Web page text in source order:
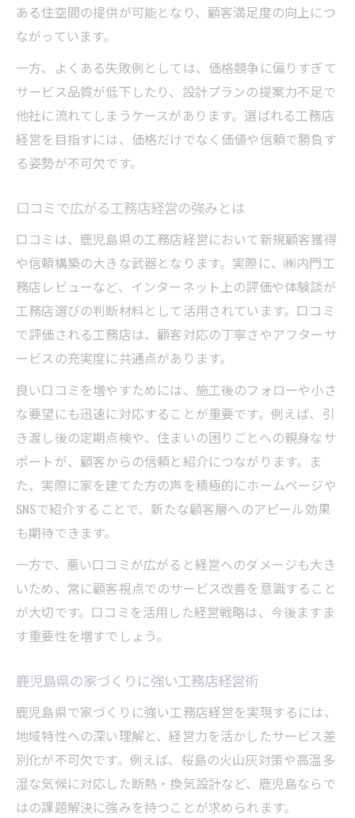
ある住空間の提供が可能となり、顧客満足度の向上につ
ながっています。
一方、よくある失敗例としては、価格競争に偏りすぎて
サービス品質が低下したり、設計プランの提案力不足で
他社に流れてしまうケースがあります。選ばれる工務店
経営を目指すには、価格だけでなく価値や信頼で勝負す
る姿勢が不可欠です。
口コミで広がる工務店経営の強みとは
口コミは、鹿児島県の工務店経営において新規顧客獲得
や信頼構築の大きな武器となります。実際に、㈱内門工
務店レビューなど、インターネット上の評価や体験談が
工務店選びの判断材料として活用されています。口コミ
で評価される工務店は、顧客対応の丁寧さやアフターサ
ービスの充実度に共通点があります。
良い口コミを増やすためには、施工後のフォローや小さ
な要望にも迅速に対応することが重要です。例えば、引
き渡し後の定期点検や、住まいの困りごとへの親身なサ
ポートが、顧客からの信頼と紹介につながります。ま
た、実際に家を建てた方の声を積極的にホームページや
SNSで紹介することで、新たな顧客層へのアピール効果
も期待できます。
一方で、悪い口コミが広がると経営へのダメージも大き
いため、常に顧客視点でのサービス改善を意識すること
が大切です。口コミを活用した経営戦略は、今後ますま
す重要性を増すでしょう。
鹿児島県の家づくりに強い工務店経営術
鹿児島県で家づくりに強い工務店経営を実現するには、
地域特性への深い理解と、経営力を活かしたサービス差
別化が不可欠です。例えば、桜島の火山灰対策や高温多
湿な気候に対応した断熱・換気設計など、鹿児島ならで
はの課題解決に強みを持つことが求められます。